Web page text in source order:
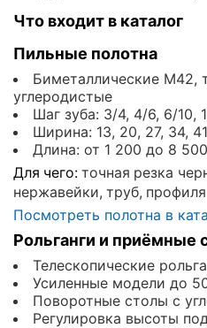
Что входит в каталог
Пильные полотна
Биметаллические M42,
углеродистые
Шаг зуба: 3/4, 4/6, 6/10,
Ширина: 13, 20, 27, 34,
Длина: от 1 200 до 8
Для чего: точная резка
нержавейки, труб, профиля
Посмотреть полотна в
Рольганги и приёмные
Телескопические
Усиленные модели до
Поворотные столы с
Регулировка высоты